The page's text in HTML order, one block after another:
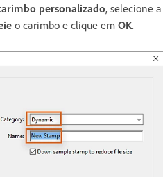
personalizado, selecione a
o carimbo e clique em OK.